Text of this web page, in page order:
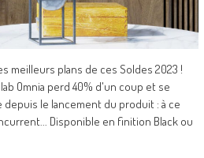
meilleurs plans de ces Soldes 2023 !
Omnia perd 40% d'un coup et se
depuis le lancement du produit : à ce
Disponible en finition Black ou